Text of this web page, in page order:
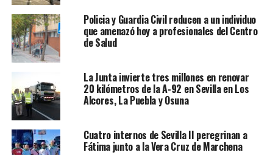
Policia y Guardia Civil reducen a un individuo
que amenazó hoy a profesionales del Centro
de Salud
La Junta invierte tres millones en renovar
20 kilómetros de la A-92 en Sevilla en Los
Alcores, La Puebla y Osuna
Cuatro internos de Sevilla II peregrinan a
Fátima junto a la Vera Cruz de Marchena